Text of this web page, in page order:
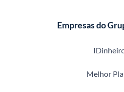
Empresas do
Melhor